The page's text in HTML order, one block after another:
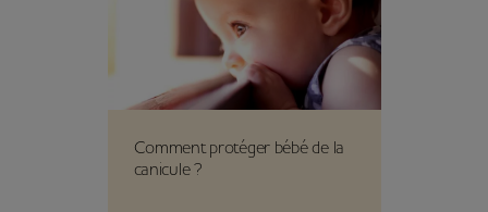
Comment protéger bébé de la
canicule ?